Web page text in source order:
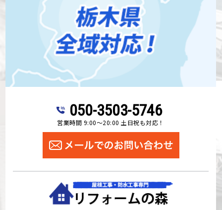
050-3503-5746
営業時間 9:00～20:00 土日祝も対応！